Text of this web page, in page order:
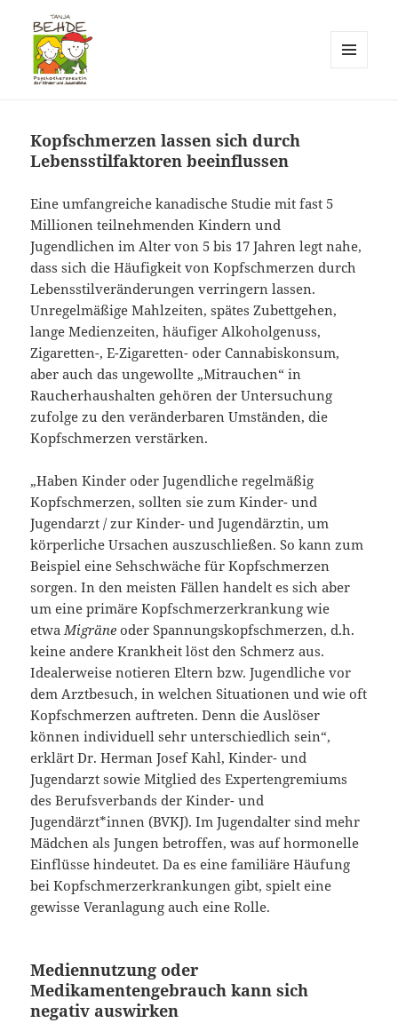
Kopfschmerzen lassen sich durch
Lebensstilfaktoren beeinflussen
Eine umfangreiche kanadische Studie mit fast 5
Millionen teilnehmenden Kindern und
Jugendlichen im Alter von 5 bis 17 Jahren legt nahe,
dass sich die Häufigkeit von Kopfschmerzen durch
Lebensstilveränderungen verringern lassen.
Unregelmäßige Mahlzeiten, spätes Zubettgehen,
lange Medienzeiten, häufiger Alkoholgenuss,
Zigaretten-, E-Zigaretten- oder Cannabiskonsum,
aber auch das ungewollte „Mitrauchen“ in
Raucherhaushalten gehören der Untersuchung
zufolge zu den veränderbaren Umständen, die
Kopfschmerzen verstärken.
„Haben Kinder oder Jugendliche regelmäßig
Kopfschmerzen, sollten sie zum Kinder- und
Jugendarzt / zur Kinder- und Jugendärztin, um
körperliche Ursachen auszuschließen. So kann zum
Beispiel eine Sehschwäche für Kopfschmerzen
sorgen. In den meisten Fällen handelt es sich aber
um eine primäre Kopfschmerzerkrankung wie
etwaMigräne oder Spannungskopfschmerzen, d.h.
keine andere Krankheit löst den Schmerz aus.
Idealerweise notieren Eltern bzw. Jugendliche vor
dem Arztbesuch, in welchen Situationen und wie oft
Kopfschmerzen auftreten. Denn die Auslöser
können individuell sehr unterschiedlich sein“,
erklärt Dr. Herman Josef Kahl, Kinder- und
Jugendarzt sowie Mitglied des Expertengremiums
des Berufsverbands der Kinder- und
Jugendärzt*innen (BVKJ). Im Jugendalter sind mehr
Mädchen als Jungen betroffen, was auf hormonelle
Einflüsse hindeutet. Da es eine familiäre Häufung
bei Kopfschmerzerkrankungen gibt, spielt eine
gewisse Veranlagung auch eine Rolle.
Mediennutzung oder
Medikamentengebrauch kann sich
negativ auswirken